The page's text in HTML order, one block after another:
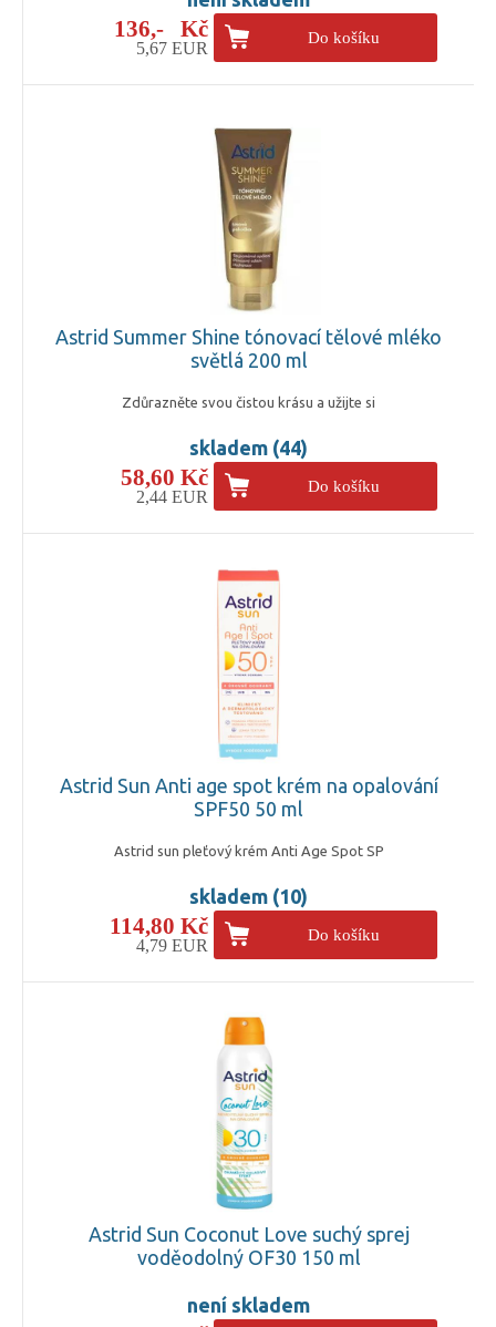
136,- Kč
5,67 EUR
Do košíku
Astrid Summer Shine tónovací tělové mléko
světlá 200 ml
Zdůrazněte svou čistou krásu a užijte si
skladem (44)
58,60 Kč
2,44 EUR
Do košíku
Astrid Sun Anti age spot krém na opalování
SPF50 50 ml
Astrid sun pleťový krém Anti Age Spot SP
skladem (10)
114,80 Kč
4,79 EUR
Do košíku
Astrid Sun Coconut Love suchý sprej
voděodolný OF30 150 ml
není skladem